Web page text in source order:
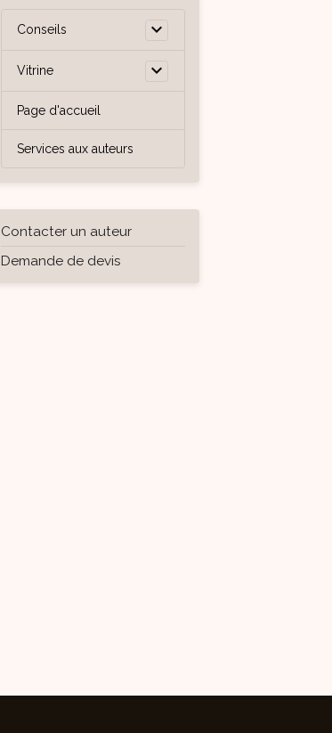
Conseils
Vitrine
Page d'accueil
Services aux auteurs
Contacter un auteur
Demande de devis